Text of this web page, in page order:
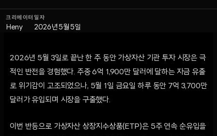
크리에이터
Heny
일자
2026년 5월 5일
2026년 5월 3일로 끝난 한 주 동안 가상자산 기관 투자 시장은 극
적인 반전을 경험했다. 주중 6억 1,900만 달러에 달하는 자금 유출
로 위기감이 고조되었으나, 5월 1일 금요일 하루 동안 7억 3,700만
달러가 유입되며 시장을 구출했다.
이번 반등으로 가상자산 상장지수상품(ETP)은 5주 연속 순유입을